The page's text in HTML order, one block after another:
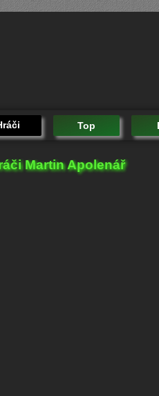
Top
Martin Apolenář